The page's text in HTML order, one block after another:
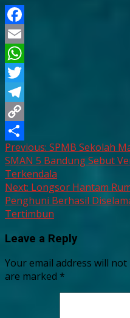
Facebook
Email
WhatsApp
Twitter
Telegram
Copy
Link
Share
Continue
Reading
Previous: SPMB Sekolah
SMAN 5 Bandung Sebut
Terkendala
Next: Longsor Hantam
Penghuni Berhasil
Tertimbun
Leave a Reply
Your email address will not
are marked *